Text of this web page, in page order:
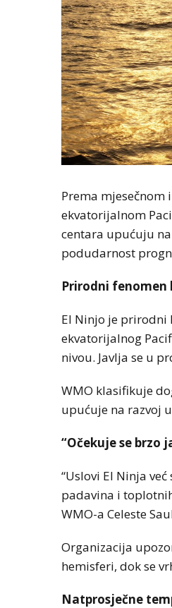
Prema mjesečnom
ekvatorijalnom
centara upućuju
podudarnost
Prirodni fenomen
El Ninjo je prirodni
ekvatorijalnog
nivou. Javlja se u
WMO klasifikuje
upućuje na razvoj
“Očekuje se brzo
“Uslovi El Ninja
padavina i
WMO-a Celeste
Organizacija
hemisferi, dok se
Natprosječne